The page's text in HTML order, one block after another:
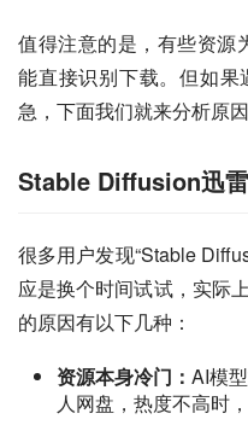
值得注意的是，有些资源
能直接识别下载。但如
急，下面我们就来分析原因
Stable Diffusion迅
很多用户发现“Stable
应是换个时间试试，实际
的原因有以下几种：
资源本身冷门： AI模
人网盘，热度不高时